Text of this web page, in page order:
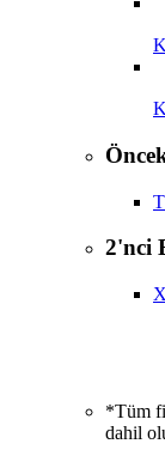
2'nci
*Tüm
dahil